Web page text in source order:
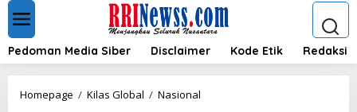
t
Pedoman Media Siber Disclaimer Kode Etik Redaksi
Homepage / Kilas Global / Nasional